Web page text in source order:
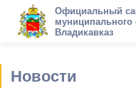
Официальный
муниципального
Владикавказ
Новости